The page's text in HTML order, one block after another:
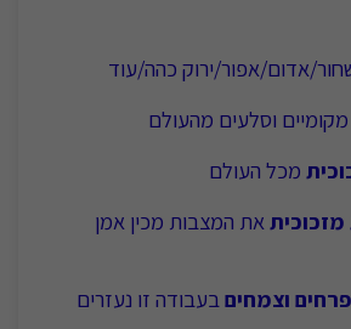
אדום/אפור/ירוק כהה/עוד
מקומיים וסלעים מהעולם
מכל העולם
את המצבות מכין אמן
וצמחים בעבודה זו נעזרים